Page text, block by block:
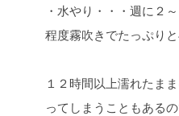
・水やり・・・週に２
程度霧吹きでたっぷりと
１２時間以上濡れたま
ってしまうこともあるの